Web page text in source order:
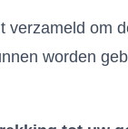
verzameld om
worden